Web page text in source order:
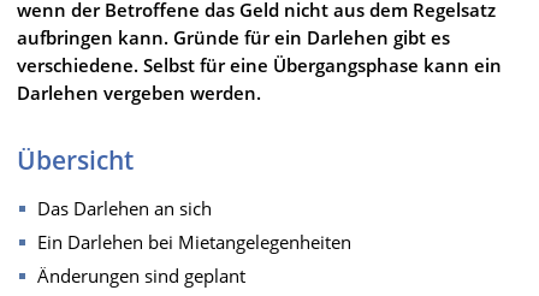
wenn der Betroffene das Geld nicht aus dem Regelsatz
aufbringen kann. Gründe für ein Darlehen gibt es
verschiedene. Selbst für eine Übergangsphase kann ein
Darlehen vergeben werden.
Übersicht
Das Darlehen an sich
Ein Darlehen bei Mietangelegenheiten
Änderungen sind geplant